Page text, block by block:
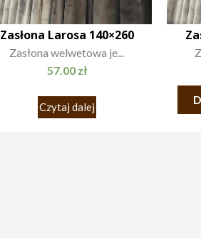
Zasłona Larosa 140×260
Zasłona welwetowa je...
57.00 zł
Czytaj dalej